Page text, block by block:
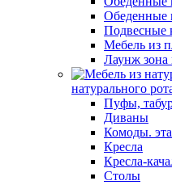
Обеденные
Подвесные
Мебель из
Лаунж зона
натурального
Пуфы,
Диваны
Комоды.
Кресла
Кресла-
Столы